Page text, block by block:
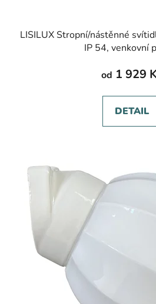
LISILUX Stropní/nástěnné
IP 54, venkovní
od 1 929
DETAIL